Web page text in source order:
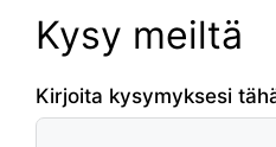
Kysy meiltä
Kirjoita kysymyksesi